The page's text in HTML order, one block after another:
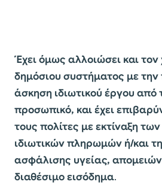
Έχει όμως αλλοιώσει και
δημόσιου συστήματος με
άσκηση ιδιωτικού έργου από
προσωπικό, και έχει
τους πολίτες με εκτίναξη
ιδιωτικών πληρωμών ή/και
ασφάλισης υγείας,
διαθέσιμο εισόδημα.